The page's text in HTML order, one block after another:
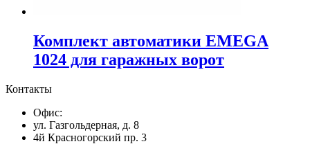
Комплект автоматики EMEGA
1024 для гаражных ворот
Контакты
Офис:
ул. Газгольдерная, д. 8
4й Красногорский пр. 3